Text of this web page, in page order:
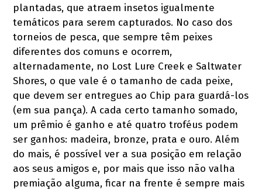
plantadas, que atraem insetos igualmente
temáticos para serem capturados. No caso dos
torneios de pesca, que sempre têm peixes
diferentes dos comuns e ocorrem,
alternadamente, no Lost Lure Creek e Saltwater
Shores, o que vale é o tamanho de cada peixe,
que devem ser entregues ao Chip para guardá-los
(em sua pança). A cada certo tamanho somado,
um prêmio é ganho e até quatro troféus podem
ser ganhos: madeira, bronze, prata e ouro. Além
do mais, é possível ver a sua posição em relação
aos seus amigos e, por mais que isso não valha
premiação alguma, ficar na frente é sempre mais